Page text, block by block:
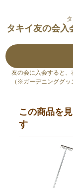
タキイ友の会入
友の会に入会すると、
（※ガーデニンググッ
この商品を
す